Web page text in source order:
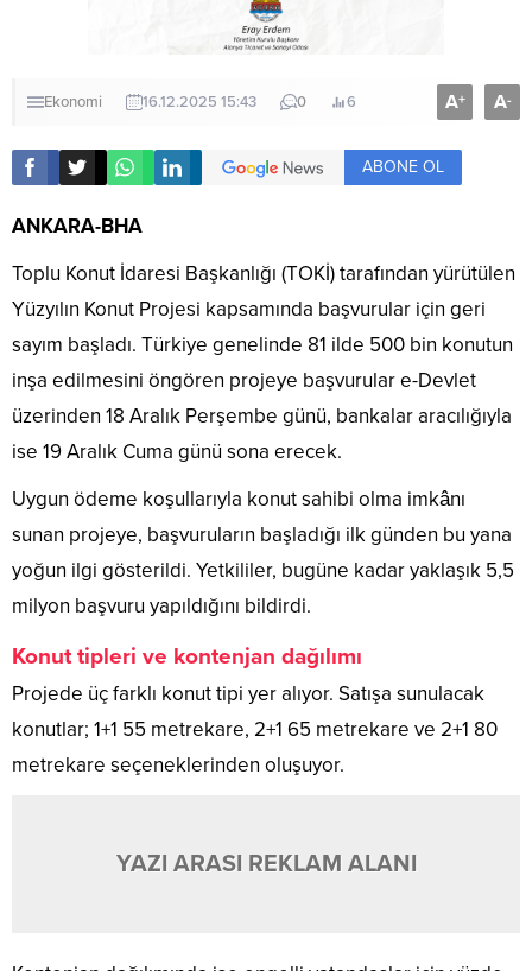
Ekonomi 16.12.2025 15:43 0 6 A+ A-
ABONE OL
ANKARA-BHA
Toplu Konut İdaresi Başkanlığı (TOKİ) tarafından yürütülen
Yüzyılın Konut Projesi kapsamında başvurular için geri
sayım başladı. Türkiye genelinde 81 ilde 500 bin konutun
inşa edilmesini öngören projeye başvurular e-Devlet
üzerinden 18 Aralık Perşembe günü, bankalar aracılığıyla
ise 19 Aralık Cuma günü sona erecek.
Uygun ödeme koşullarıyla konut sahibi olma imkânı
sunan projeye, başvuruların başladığı ilk günden bu yana
yoğun ilgi gösterildi. Yetkililer, bugüne kadar yaklaşık 5,5
milyon başvuru yapıldığını bildirdi.
Konut tipleri ve kontenjan dağılımı
Projede üç farklı konut tipi yer alıyor. Satışa sunulacak
konutlar; 1+1 55 metrekare, 2+1 65 metrekare ve 2+1 80
metrekare seçeneklerinden oluşuyor.
YAZI ARASI REKLAM ALANI